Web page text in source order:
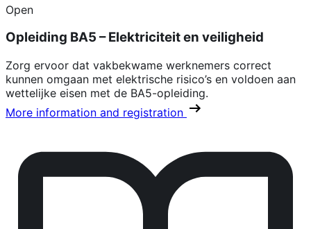
Open
Opleiding BA5 – Elektriciteit en veiligheid
Zorg ervoor dat vakbekwame werknemers correct
kunnen omgaan met elektrische risico’s en voldoen aan
wettelijke eisen met de BA5-opleiding.
More information and registration